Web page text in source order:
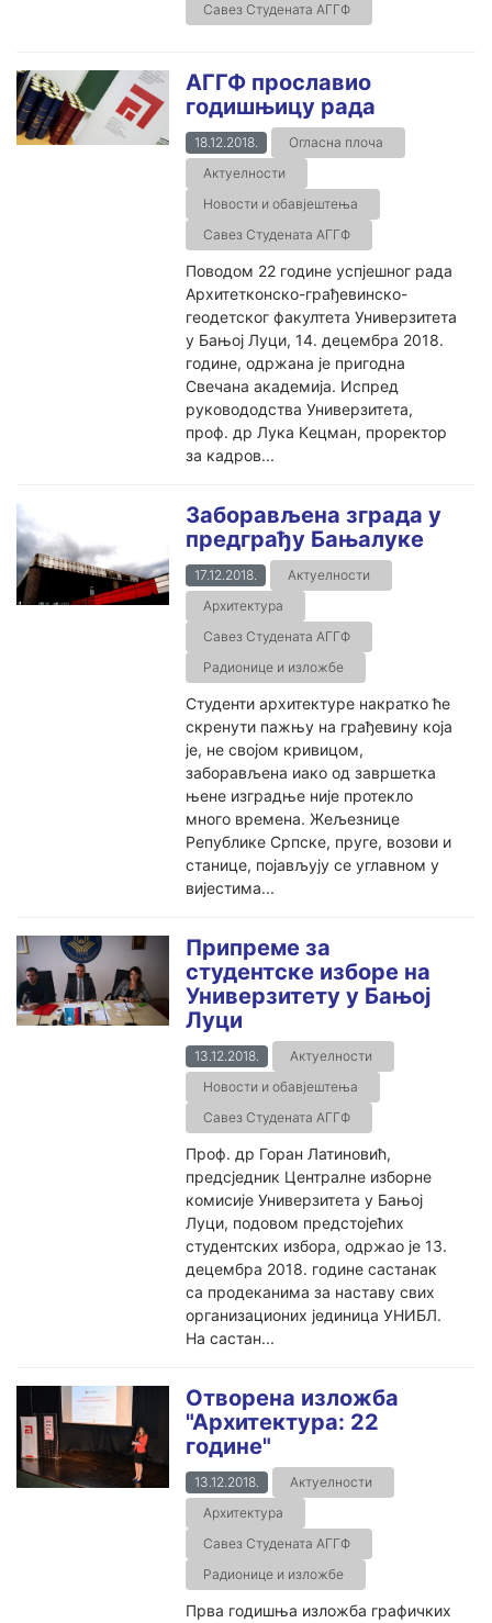
Савез Студената АГГФ
АГГФ прославио
годишњицу рада
18.12.2018.
Огласна плоча
Актуелности
Новости и обавјештења
Савез Студената АГГФ
Поводом 22 године успјешног рада
Архитетконско-грађевинско-
геодетског факултета Универзитета
у Бањој Луци, 14. децембра 2018.
године, одржана је пригодна
Свечана академија. Испред
руковододства Универзитета,
проф. др Лука Kецман, проректор
за кадров...
Заборављена зграда у
предграђу Бањалуке
17.12.2018.
Актуелности
Архитектура
Савез Студената АГГФ
Радионице и изложбе
Студенти архитектуре накратко ће
скренути пажњу на грађевину која
је, не својом кривицом,
заборављена иако од завршетка
њене изградње није протекло
много времена. Жељезнице
Републике Српске, пруге, возови и
станице, појављују се углавном у
вијестима...
Припреме за
студентске изборе на
Универзитету у Бањој
Луци
13.12.2018.
Актуелности
Новости и обавјештења
Савез Студената АГГФ
Проф. др Горан Латиновић,
предсједник Централне изборне
комисије Универзитета у Бањој
Луци, подовом предстојећих
студентских избора, одржао је 13.
децембра 2018. године састанак
са продеканима за наставу свих
организационих јединица УНИБЛ.
На састан...
Отворена изложба
"Архитектура: 22
године"
13.12.2018.
Актуелности
Архитектура
Савез Студената АГГФ
Радионице и изложбе
Прва годишња изложба графичких